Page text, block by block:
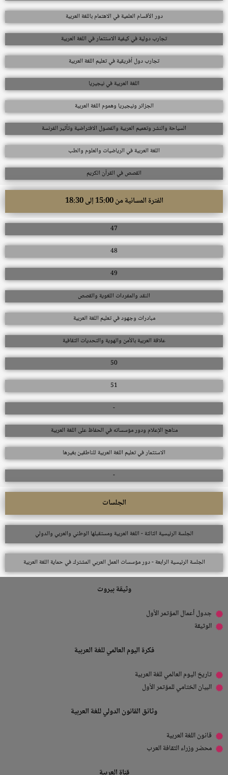
دور الأقسام العلمية في الاهتمام باللغة العربية
تجارب دولية في كيفية الاستثمار في اللغة العربية
تجارب دول أفريقية في تعليم اللغة العربية
اللغة العربية في نيجيريا
الجزائر ونيجيريا وهموم اللغة العربية
السياحة والنشر وتعميم العربية والفصول الافتراضية وتأثير الفرنسة
اللغة العربية في الرياضيات والعلوم والطب
القصص في القرآن الكريم
الفترة المسائية من 15:00 إلى 18:30
47
48
49
النقد والمفردات اللغوية والقصص
مبادرات وجهود في تعليم اللغة العربية
علاقة العربية بالأمن والهوية والتحديات الثقافية
50
51
-
مناهج الإعلام ودور مؤسساته في الحفاظ على اللغة العربية
الاستثمار في تعليم اللغة العربية للناطقين بغيرها
-
الجلسات
الجلسة الرئيسية الثالثة - اللغة العربية ومستقبلها الوطني والعربي والدولي
الجلسة الرئيسية الرابعة - دور مؤسسات العمل العربي المشترك في حماية اللغة العربية
وثيقة بيروت
جدول أعمال المؤتمر الأول
الوثيقة
فكرة اليوم العالمي للغة العربية
تاريخ اليوم العالمي للغة العربية
البيان الختامي للمؤتمر الأول
وثائق القانون الدولي للغة العربية
قانون اللغة العربية
محضر وزراء الثقافة العرب